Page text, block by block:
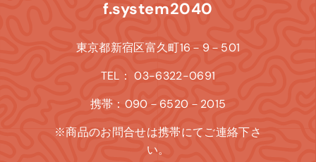
f.system2040
東京都新宿区富久町16－9－501
TEL： 03-6322-0691
携帯：090－6520－2015
※商品のお問合せは携帯にてご連絡下さ
い。